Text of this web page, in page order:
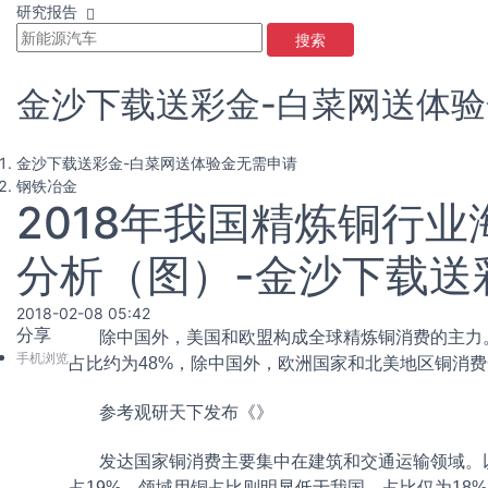
研究报告
搜索
金沙下载送彩金-白菜网送体
金沙下载送彩金-白菜网送体验金无需申请
钢铁冶金
2018年我国精炼铜行业
分析（图）-金沙下载送
2018-02-08 05:42
分享
手机浏览
除中国外，美国和欧盟构成全球精炼铜消费的主力
占比约为48%，除中国外，欧洲国家和北美地区铜消
参考观研天下发布《》
发达国家铜消费主要集中在建筑和交通运输领域。